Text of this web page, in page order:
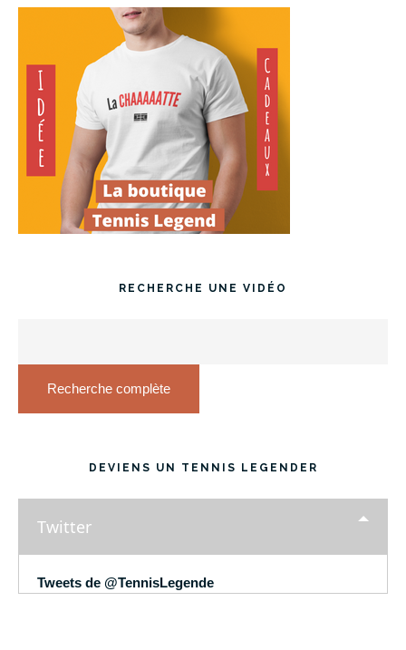
RECHERCHE UNE VIDÉO
Recherche complète
DEVIENS UN TENNIS LEGENDER
Twitter
Tweets de @TennisLegende